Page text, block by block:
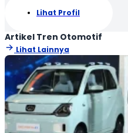
Lihat Profil
Artikel Tren Otomotif
Lihat Lainnya